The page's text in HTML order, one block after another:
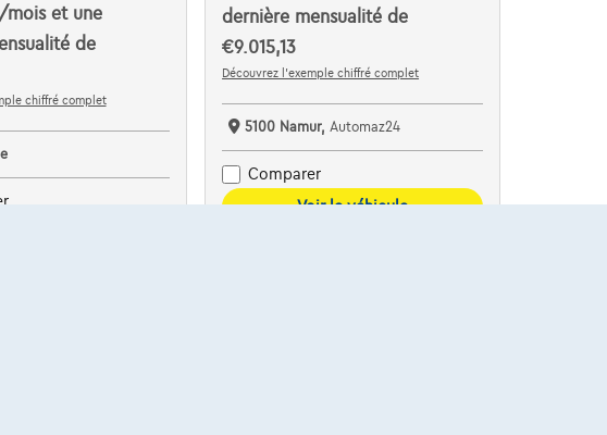
mois et une
de
chiffré complet
dernière mensualité de
€9.015,13
Découvrez l’exemple chiffré complet
5100 Namur, Automaz24
Comparer
Voir le véhicule